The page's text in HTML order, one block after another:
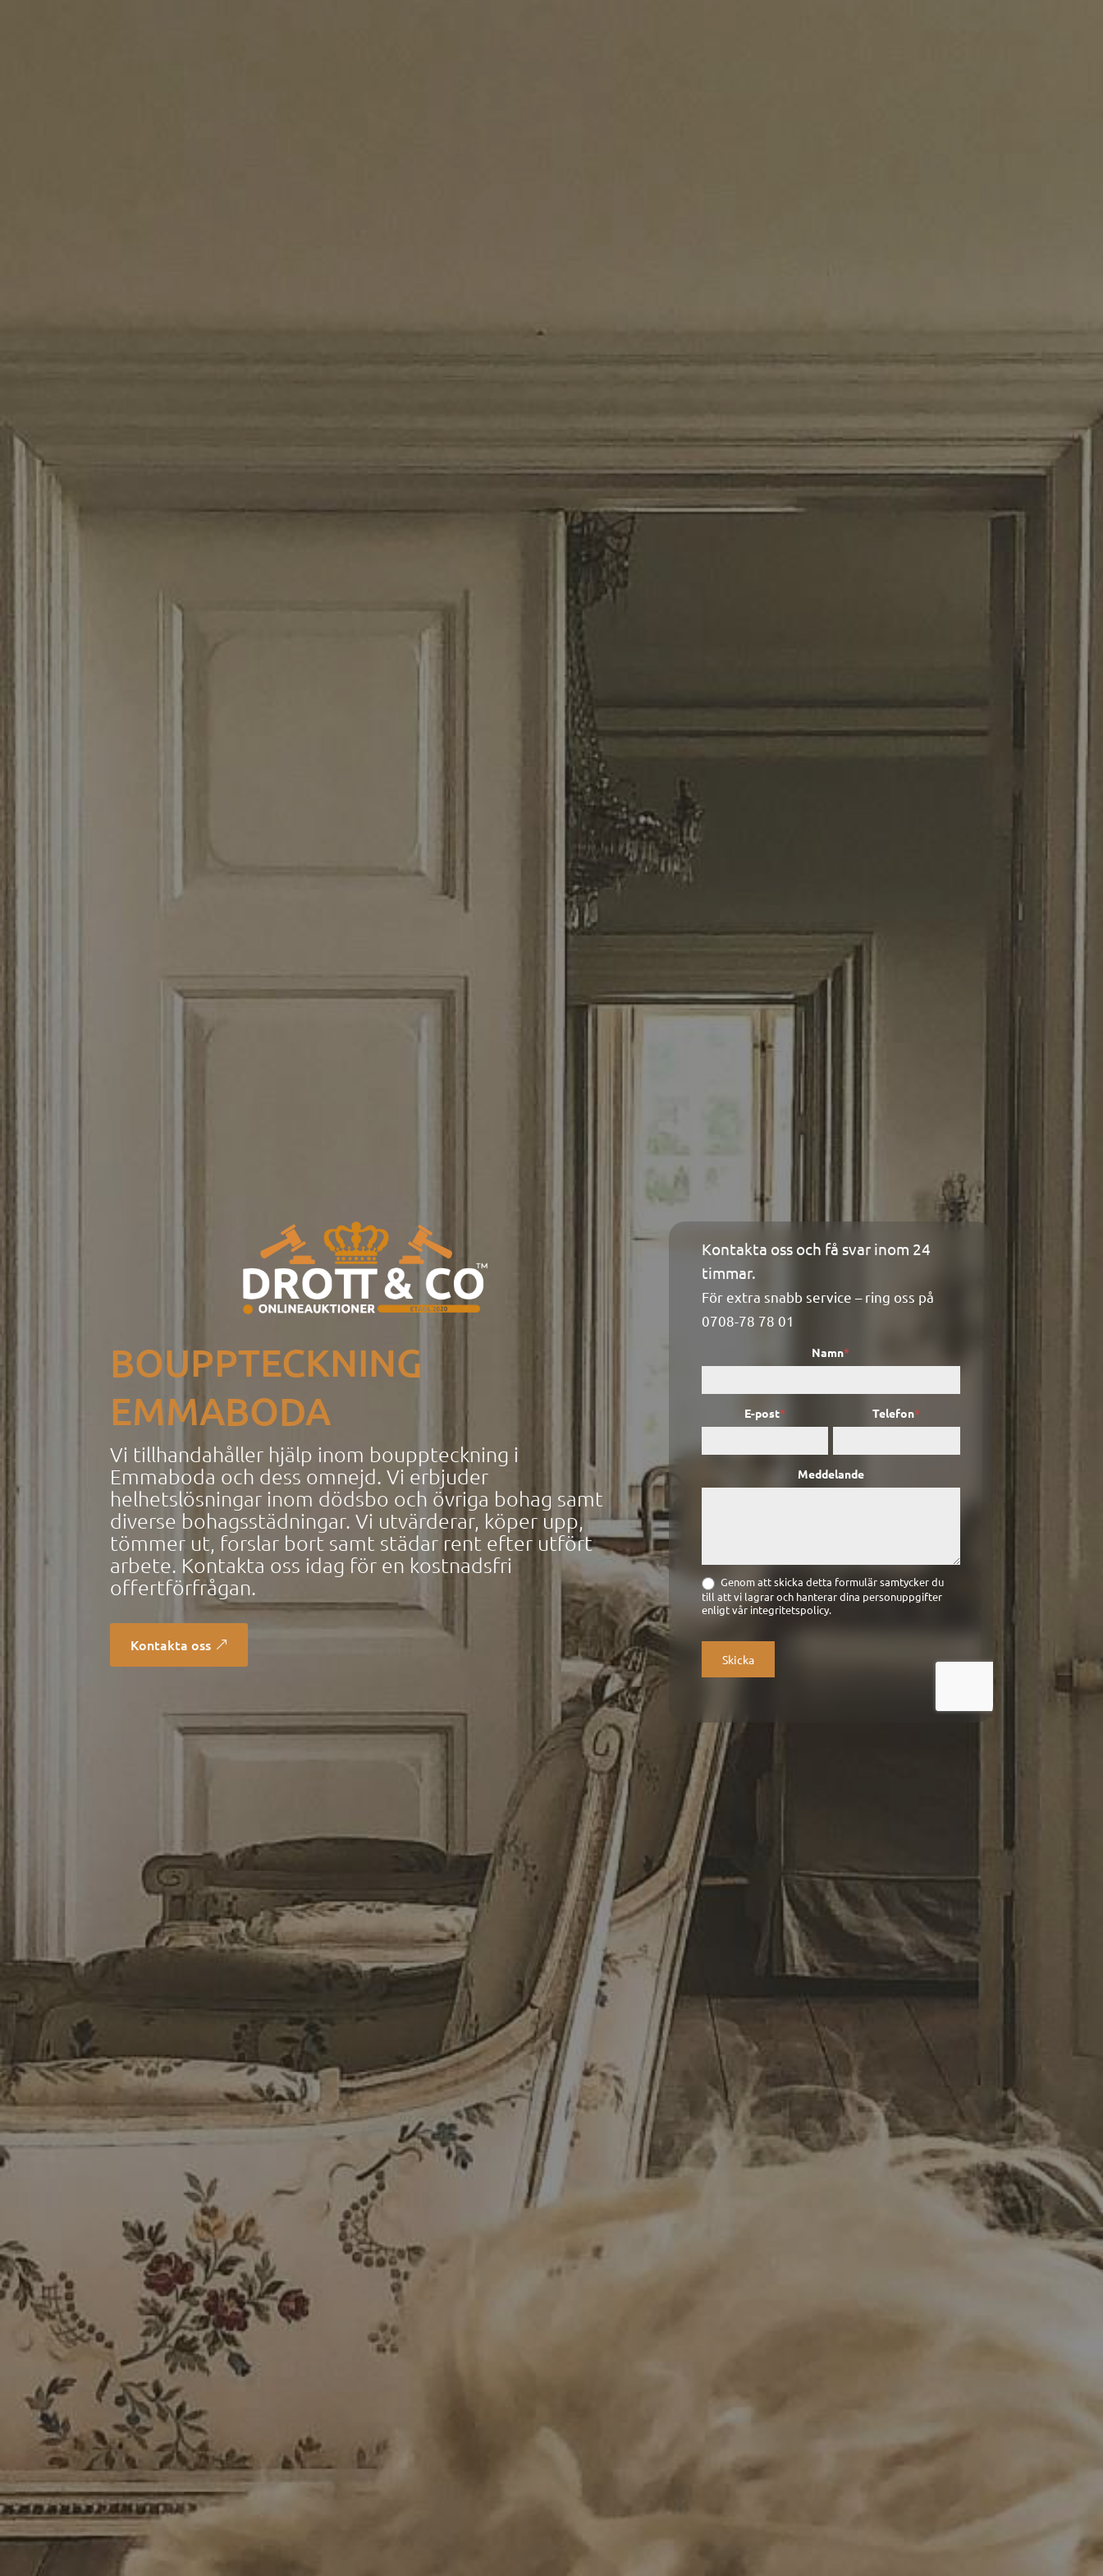
BOUPPTECKNING
EMMABODA
Vi tillhandahåller hjälp inom bouppteckning i
Emmaboda och dess omnejd. Vi erbjuder
helhetslösningar inom dödsbo och övriga bohag samt
diverse bohagsstädningar. Vi utvärderar, köper upp,
tömmer ut, forslar bort samt städar rent efter utfört
arbete. Kontakta oss idag för en kostnadsfri
offertförfrågan.
Kontakta oss
Kontaktformulär
Kontakta oss och få svar inom 24
timmar.
För extra snabb service – ring oss på
0708-78 78 01
Namn*
E-post* Telefon*
Meddelande
Genom att skicka detta formulär samtycker du
till att vi lagrar och hanterar dina personuppgifter
enligt vår integritetspolicy.
Skicka